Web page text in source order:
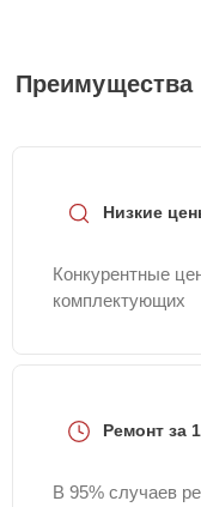
Преимущества
Низкие
Конкурентные
комплектующих
Ремонт за
В 95% случаев